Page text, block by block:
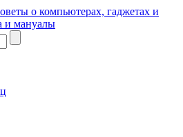
о компьютерах, гаджетах и
и мануалы